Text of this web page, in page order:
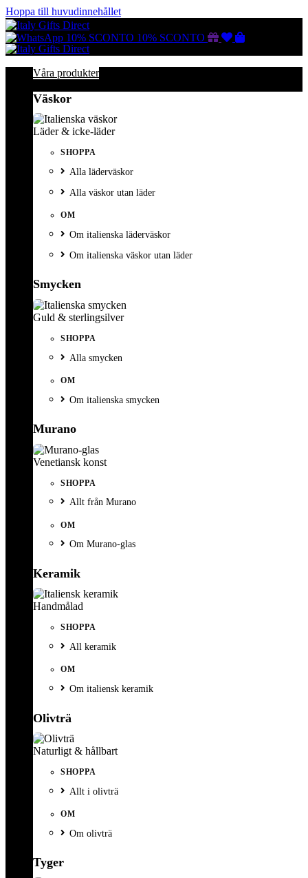
Hoppa till huvudinnehållet
10% SCONTO 10% SCONTO Gutscheine
Wunschliste
Warenkorb
Våra produkter
Väskor
Läder & icke-läder
SHOPPA
Alla läderväskor
Alla väskor utan läder
OM
Om italienska läderväskor
Om italienska väskor utan läder
Smycken
Guld & sterlingsilver
SHOPPA
Alla smycken
OM
Om italienska smycken
Murano
Venetiansk konst
SHOPPA
Allt från Murano
OM
Om Murano-glas
Keramik
Handmålad
SHOPPA
All keramik
OM
Om italiensk keramik
Olivträ
Naturligt & hållbart
SHOPPA
Allt i olivträ
OM
Om olivträ
Tyger